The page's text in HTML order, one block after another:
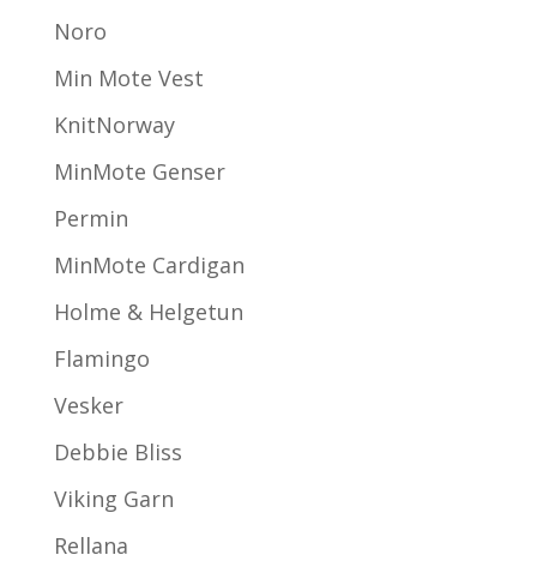
Noro
Min Mote Vest
KnitNorway
MinMote Genser
Permin
MinMote Cardigan
Holme & Helgetun
Flamingo
Vesker
Debbie Bliss
Viking Garn
Rellana